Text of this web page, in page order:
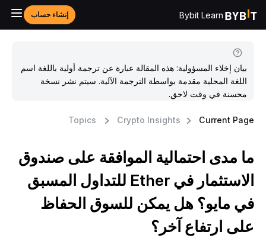
Bybit Learn إنشاء حساب
بيان إخلاء المسؤولية: هذه المقالة عبارة عن ترجمة أولية باللغة اسم
اللغة المحلية مقدمة بواسطة الترجمة الآلية. سيتم نشر نسخة
محسنة في وقت لاحق.
Topics Crypto Insights Current
مدى احتمالية الموافقة على صندوق
الاستثمار في Ether للتداول المسبق
مايو؟ هل يمكن للسوق الحفاظ
ارتفاع آخر؟